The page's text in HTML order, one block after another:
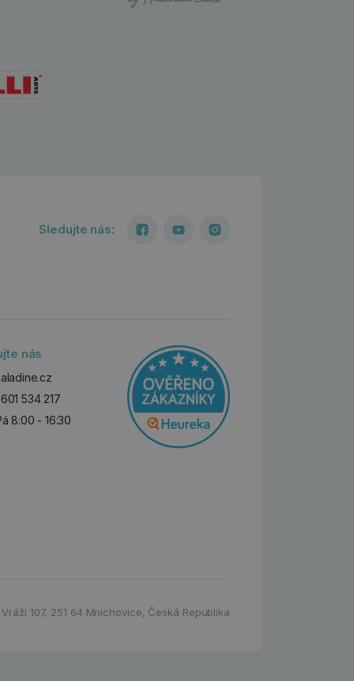
Sledujte nás:
nás
534 217
8:00 - 16:30
107, 251 64 Mnichovice, Česká Republika